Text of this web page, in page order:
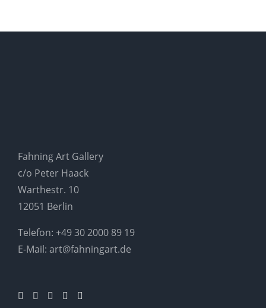
Fahning Art Gallery
c/o Peter Haack
Warthestr. 10
12051 Berlin
Telefon: +49 30 2000 89 19
E-Mail: art@fahningart.de